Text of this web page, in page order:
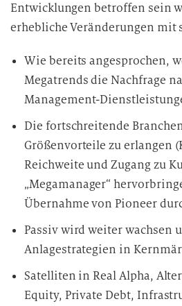
Entwicklungen betroffen sein
erhebliche Veränderungen mit
Wie bereits angesprochen,
Megatrends die Nachfrage
Management-
Die fortschreitende
Größenvorteile zu erlangen
Reichweite und Zugang zu
„Megamanager“
Übernahme von Pioneer
Passiv wird weiter wachsen
Anlagestrategien in
Satelliten in Real Alpha,
Equity, Private Debt,